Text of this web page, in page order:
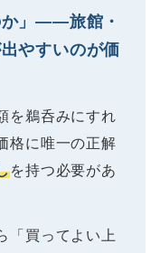
か」――旅館・
やすいのが価
を鵜呑みにすれ
格に唯一の正解
を持つ必要があ
「買ってよい上